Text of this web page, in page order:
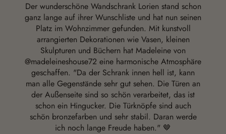
Der wunderschöne Wandschrank Lorien stand schon
ganz lange auf ihrer Wunschliste und hat nun seinen
Platz im Wohnzimmer gefunden. Mit kunstvoll
arrangierten Dekorationen wie Vasen, kleinen
Skulpturen und Büchern hat Madeleine von
@madeleineshouse72 eine harmonische Atmosphäre
geschaffen. "Da der Schrank innen hell ist, kann
man alle Gegenstände sehr gut sehen. Die Türen an
der Außenseite sind so schön verarbeitet, das ist
schon ein Hingucker. Die Türknöpfe sind auch
schön bronzefarben und sehr stabil. Daran werde
ich noch lange Freude haben." 🤎